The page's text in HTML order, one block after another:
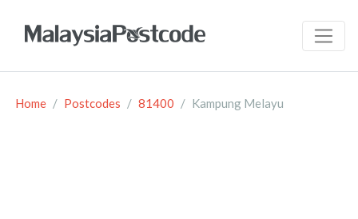
Home Postcodes 81400 Kampung Melayu